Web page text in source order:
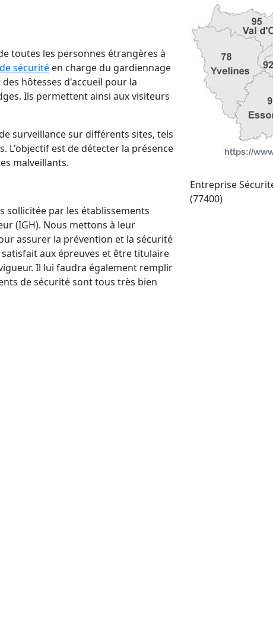
toutes les personnes étrangères à
sécurité en charge du gardiennage
hôtesses d'accueil pour la
Ils permettent ainsi aux visiteurs
surveillance sur différents sites, tels
L'objectif est de détecter la présence
malveillants.
sollicitée par les établissements
(IGH). Nous mettons à leur
assurer la prévention et la sécurité
aux épreuves et être titulaire
Il lui faudra également remplir
de sécurité sont tous très bien
Entreprise
(77400)